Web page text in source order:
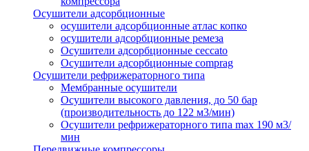
Осушители адсорбционные
осушители адсорбционные атлас копко
осушители адсорбционные ремеза
Осушители адсорбционные ceccato
Осушители адсорбционные comprag
Осушители рефрижераторного типа
Мембранные осушители
Осушители высокого давления, до 50 бар
(производительность до 122 м3/мин)
Осушители рефрижераторного типа max 190 м3/
мин